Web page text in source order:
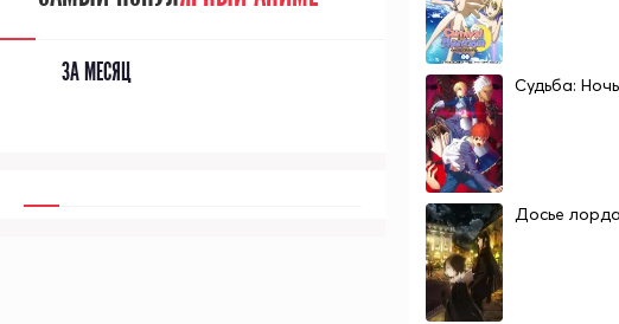
Судьба:
Досье
ЗА МЕСЯЦ